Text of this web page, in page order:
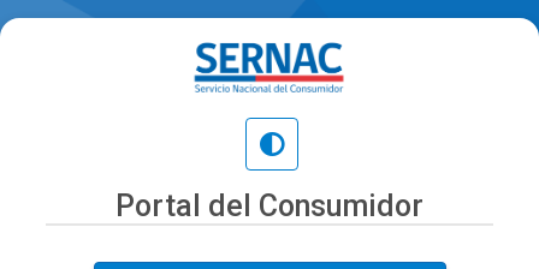
Portal del Consumidor